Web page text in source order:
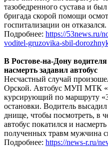
тазобедренного сустава и
бригада скорой помощи
госпитализации он отказался.
Подробнее: https://53news.ru/
voditel-gruzovika-sbil-
В Ростове-на-Дону водителя
насмерть задавил автобус
Несчастный случай
Орской. Автобус МУП МТК
курсирующий по маршруту
остановки. Водитель
днище, чтобы посмотреть, в
автобус покатился и
полученных травм мужчина
Подробнее: https://news-r.ru/